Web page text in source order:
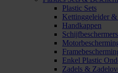
Plastic Sets
Kettinggeleider
Handkappen
Schijfbeschermers
Enkel Plastic
Zadels &